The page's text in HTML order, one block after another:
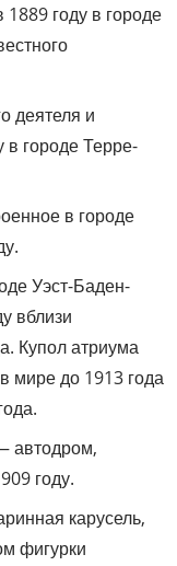
году в городе
деятеля и
в городе Терре-
в городе
Уэст-Баден-
вблизи
Купол атриума
мире до 1913 года
автодром,
году.
карусель,
фигурки